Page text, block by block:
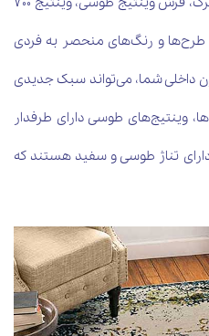
طرح‌ها و رنگ‌های منحصر به فردی
داخلی شما، می‌تواند سبک جدیدی
وینتیج‌های طوسی دارای طرفدار
تناژ طوسی و سفید هستند که